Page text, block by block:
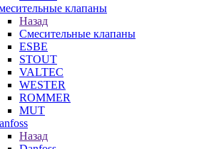
клапаны
Назад
Смесительные клапаны
ESBE
STOUT
VALTEC
WESTER
ROMMER
MUT
Назад